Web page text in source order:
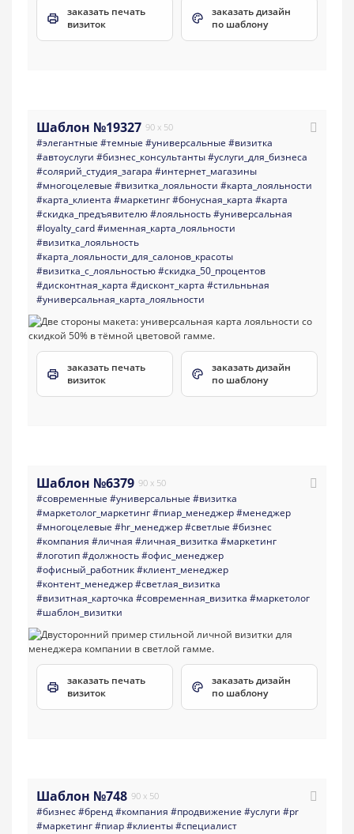
заказать печать
визиток
заказать дизайн
по шаблону
Шаблон №19327 90 x 50
#элегантные #темные #универсальные #визитка
#автоуслуги #бизнес_консультанты#услуги_для_бизнеса
#солярий_студия_загара #интернет_магазины
#многоцелевые #визитка_лояльности #карта_лояльности
#карта_клиента #маркетинг#бонусная_карта #карта
#скидка_предъявителю#лояльность#универсальная
#loyalty_card#именная_карта_лояльности
#визитка_лояльность
#карта_лояльности_для_салонов_красоты
#визитка_с_лояльностью#скидка_50_процентов
#дисконтная_карта #дисконт_карта #стильньная
#универсальная_карта_лояльности
заказать печать
визиток
заказать дизайн
по шаблону
Шаблон №6379 90 x 50
#современные #универсальные #визитка
#маркетолог_маркетинг#пиар_менеджер#менеджер
#многоцелевые #hr_менеджер#светлые #бизнес
#компания #личная #личная_визитка #маркетинг
#логотип#должность#офис_менеджер
#офисный_работник#клиент_менеджер
#контент_менеджер#светлая_визитка
#визитная_карточка #современная_визитка #маркетолог
#шаблон_визитки
заказать печать
визиток
заказать дизайн
по шаблону
Шаблон №748 90 x 50
#бизнес#бренд#компания #продвижение #услуги #pr
#маркетинг#пиар#клиенты#специалист